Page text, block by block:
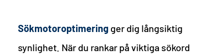
Sökmotoroptimering ger dig långsiktig
synlighet. När du rankar på viktiga sökord